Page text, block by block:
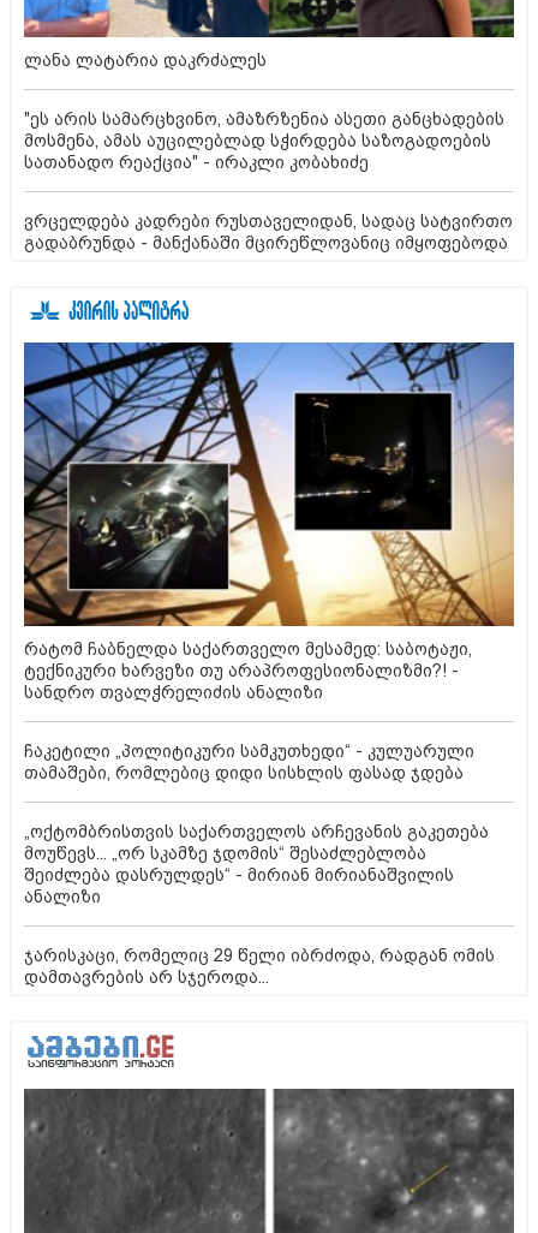
ლანა ლატარია დაკრძალეს
"ეს არის სამარცხვინო, ამაზრზენია ასეთი განცხადების
მოსმენა, ამას აუცილებლად სჭირდება საზოგადოების
სათანადო რეაქცია" - ირაკლი კობახიძე
ვრცელდება კადრები რუსთაველიდან, სადაც სატვირთო
გადაბრუნდა - მანქანაში მცირეწლოვანიც იმყოფებოდა
რატომ ჩაბნელდა საქართველო მესამედ: საბოტაჟი,
ტექნიკური ხარვეზი თუ არაპროფესიონალიზმი?! -
სანდრო თვალჭრელიძის ანალიზი
ჩაკეტილი „პოლიტიკური სამკუთხედი“ - კულუარული
თამაშები, რომლებიც დიდი სისხლის ფასად ჯდება
„ოქტომბრისთვის საქართველოს არჩევანის გაკეთება
მოუწევს... „ორ სკამზე ჯდომის“ შესაძლებლობა
შეიძლება დასრულდეს“ - მირიან მირიანაშვილის
ანალიზი
ჯარისკაცი, რომელიც 29 წელი იბრძოდა, რადგან ომის
დამთავრების არ სჯეროდა...